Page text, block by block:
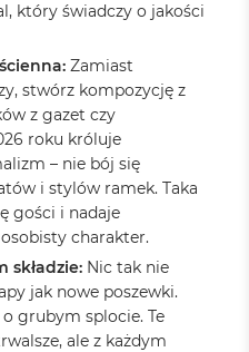
który świadczy o jakości
Zamiast
stwórz kompozycję z
z gazet czy
roku króluje
– nie bój się
i stylów ramek. Taka
gości i nadaje
charakter.
składzie: Nic tak nie
jak nowe poszewki.
grubym splocie. Te
ale z każdym